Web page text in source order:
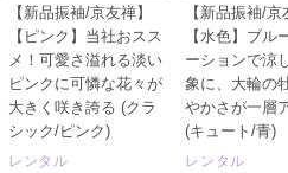
【新品振袖/京友禅】
【ピンク】当社おスス
メ！可愛さ溢れる淡い
ピンクに可憐な花々が
大きく咲き誇る (クラ
シック/ピンク)
レンタル
【新品振袖/京
【水色】ブル
ーションで涼
象に、大輪の
やかさが一層
(キュート/青)
レンタル